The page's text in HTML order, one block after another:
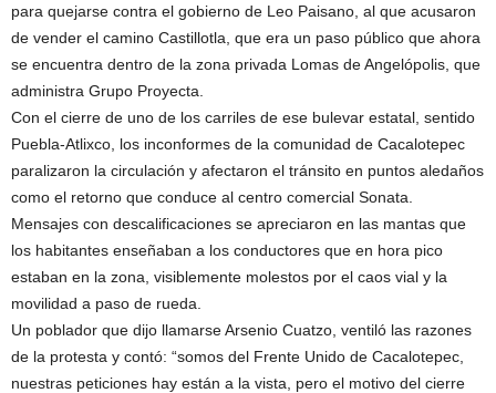
para quejarse contra el gobierno de Leo Paisano, al que acusaron
de vender el camino Castillotla, que era un paso público que ahora
se encuentra dentro de la zona privada Lomas de Angelópolis, que
administra Grupo Proyecta.
Con el cierre de uno de los carriles de ese bulevar estatal, sentido
Puebla-Atlixco, los inconformes de la comunidad de Cacalotepec
paralizaron la circulación y afectaron el tránsito en puntos aledaños
como el retorno que conduce al centro comercial Sonata.
Mensajes con descalificaciones se apreciaron en las mantas que
los habitantes enseñaban a los conductores que en hora pico
estaban en la zona, visiblemente molestos por el caos vial y la
movilidad a paso de rueda.
Un poblador que dijo llamarse Arsenio Cuatzo, ventiló las razones
de la protesta y contó: “somos del Frente Unido de Cacalotepec,
nuestras peticiones hay están a la vista, pero el motivo del cierre